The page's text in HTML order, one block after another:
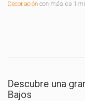
Decoración con más de 1
Descubre una
Bajos